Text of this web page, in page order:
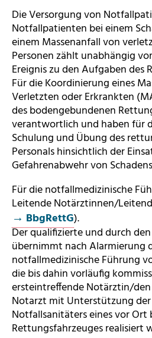
Die Versorgung von
Notfallpatienten bei einem
einem Massenanfall von
Personen zählt unabhängig
Ereignis zu den Aufgaben des
Für die Koordinierung eines
Verletzten oder Erkrankten
des bodengebundenen
verantwortlich und haben für
Schulung und Übung des
Personals hinsichtlich der
Gefahrenabwehr von
Für die notfallmedizinische
Leitende Notärztinnen/
BbgRettG).
Der qualifizierte und durch
übernimmt nach Alarmierung
notfallmedizinische Führung
die bis dahin vorläufig
ersteintreffende Notärztin/
Notarzt mit Unterstützung
Notfallsanitäters eines vor
Rettungsfahrzeuges realisiert